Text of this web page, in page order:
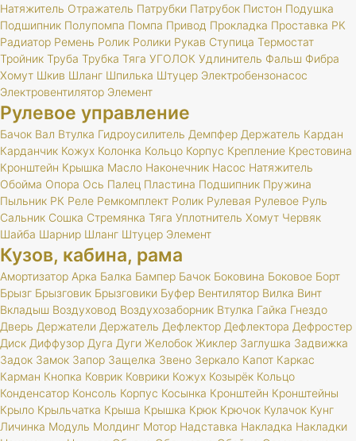
Натяжитель Отражатель Патрубки Патрубок Пистон Подушка
Подшипник Полупомпа Помпа Привод Прокладка Проставка РК
Радиатор Ремень Ролик Ролики Рукав Ступица Термостат
Тройник Труба Трубка Тяга УГОЛОК Удлинитель Фальш Фибра
Хомут Шкив Шланг Шпилька Штуцер Электробензонасос
Электровентилятор Элемент
Рулевое управление
Бачок Вал Втулка Гидроусилитель Демпфер Держатель Кардан
Карданчик Кожух Колонка Кольцо Корпус Крепление Крестовина
Кронштейн Крышка Масло Наконечник Насос Натяжитель
Обойма Опора Ось Палец Пластина Подшипник Пружина
Пыльник РК Реле Ремкомплект Ролик Рулевая Рулевое Руль
Сальник Сошка Стремянка Тяга Уплотнитель Хомут Червяк
Шайба Шарнир Шланг Штуцер Элемент
Кузов, кабина, рама
Амортизатор Арка Балка Бампер Бачок Боковина Боковое Борт
Брызг Брызговик Брызговики Буфер Вентилятор Вилка Винт
Вкладыш Воздуховод Воздухозаборник Втулка Гайка Гнездо
Дверь Держатели Держатель Дефлектор Дефлектора Дефростер
Диск Диффузор Дуга Дуги Желобок Жиклер Заглушка Задвижка
Задок Замок Запор Защелка Звено Зеркало Капот Каркас
Карман Кнопка Коврик Коврики Кожух Козырёк Кольцо
Конденсатор Консоль Корпус Косынка Кронштейн Кронштейны
Крыло Крыльчатка Крыша Крышка Крюк Крючок Кулачок Кунг
Личинка Модуль Молдинг Мотор Надставка Накладка Накладки